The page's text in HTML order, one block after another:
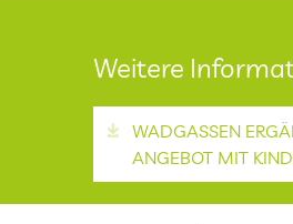
KINDERTAGESPFLEGE
KITAS IM KREIS SAARLOUIS
Weitere
WADGASSEN
ANGEBOT MIT